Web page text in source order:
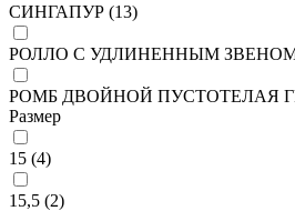
СИНГАПУР (13)
РОЛЛО С УДЛИНЕННЫМ
РОМБ ДВОЙНОЙ ПУСТОТЕЛАЯ
Размер
15 (4)
15,5 (2)